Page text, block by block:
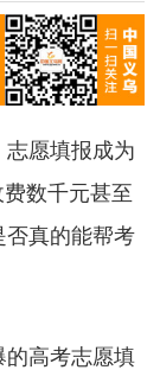
愿填报成为
数千元甚至
否真的能帮考
高考志愿填